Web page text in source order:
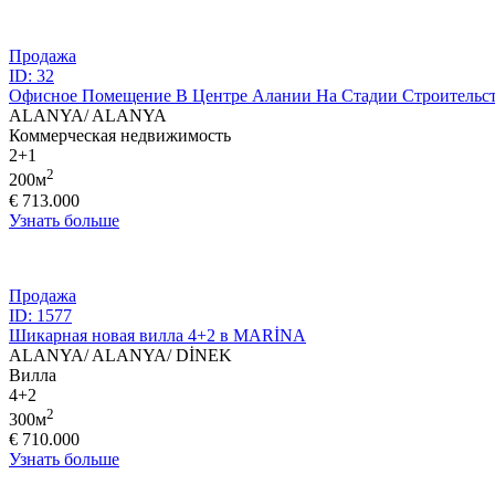
Продажа
ID: 32
Офисное Помещение В Центре Алании На Стадии
ALANYA/ ALANYA
Коммерческая недвижимость
2+1
200м2
€ 713.000
Узнать больше
Продажа
ID: 1577
Шикарная новая вилла 4+2 в MARİNA
ALANYA/ ALANYA/ DİNEK
Вилла
4+2
300м2
€ 710.000
Узнать больше